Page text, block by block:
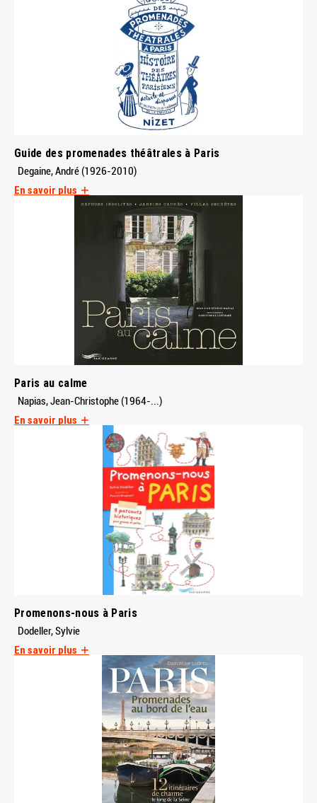
Guide des promenades théâtrales à Paris
Degaine, André (1926-2010)
En savoir plus
Paris au calme
Napias, Jean-Christophe (1964-...)
En savoir plus
Promenons-nous à Paris
Dodeller, Sylvie
En savoir plus